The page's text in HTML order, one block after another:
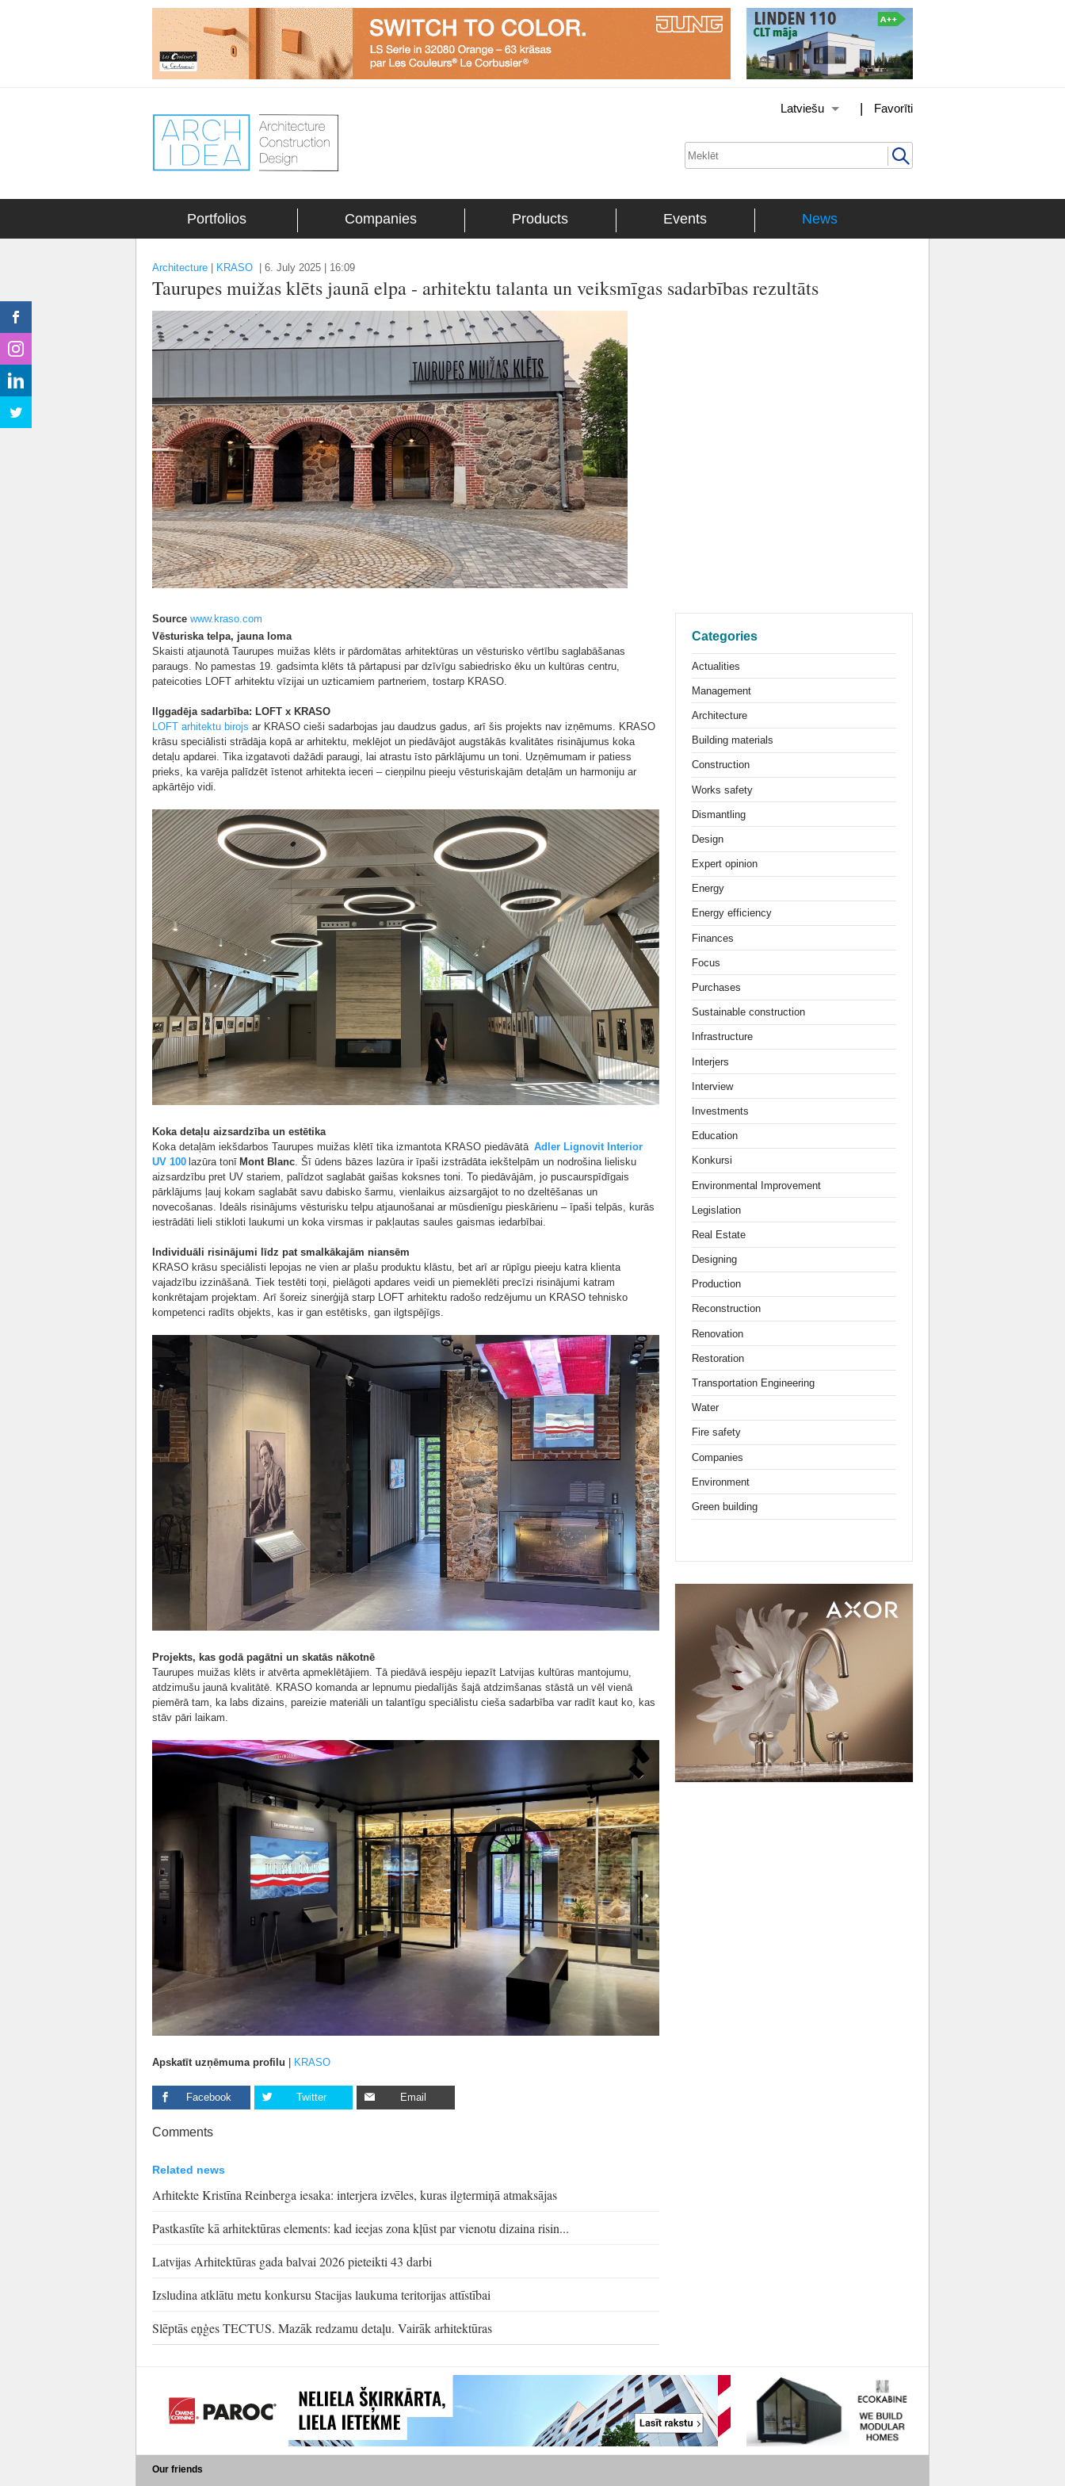
Favorīti
|
Latviešu
Portfolios Companies Products Events News
Architecture KRASO 6. July 2025 | 16:09
Taurupes muižas klēts jaunā elpa - arhitektu talanta un veiksmīgas sadarbības rezultāts
Source www.kraso.com
Vēsturiska telpa, jauna loma
Skaisti atjaunotā Taurupes muižas klēts ir pārdomātas arhitektūras un vēsturisko vērtību saglabāšanas
paraugs. No pamestas 19. gadsimta klēts tā pārtapusi par dzīvīgu sabiedrisko ēku un kultūras centru,
pateicoties LOFT arhitektu vīzijai un uzticamiem partneriem, tostarp KRASO.
Ilggadēja sadarbība: LOFT x KRASO
LOFT arhitektu birojs ar KRASO cieši sadarbojas jau daudzus gadus, arī šis projekts nav izņēmums. KRASO
krāsu speciālisti strādāja kopā ar arhitektu, meklējot un piedāvājot augstākās kvalitātes risinājumus koka
detaļu apdarei. Tika izgatavoti dažādi paraugi, lai atrastu īsto pārklājumu un toni. Uzņēmumam ir patiess
prieks, ka varēja palīdzēt īstenot arhitekta ieceri – cieņpilnu pieeju vēsturiskajām detaļām un harmoniju ar
apkārtējo vidi.
Koka detaļu aizsardzība un estētika
Koka detaļām iekšdarbos Taurupes muižas klētī tika izmantota KRASO piedāvātā Adler Lignovit Interior
UV 100 lazūra tonī Mont Blanc. Šī ūdens bāzes lazūra ir īpaši izstrādāta iekštelpām un nodrošina lielisku
aizsardzību pret UV stariem, palīdzot saglabāt gaišas koksnes toni. To piedāvājām, jo puscaurspīdīgais
pārklājums ļauj kokam saglabāt savu dabisko šarmu, vienlaikus aizsargājot to no dzeltēšanas un
novecošanas. Ideāls risinājums vēsturisku telpu atjaunošanai ar mūsdienīgu pieskārienu – īpaši telpās, kurās
iestrādāti lieli stikloti laukumi un koka virsmas ir pakļautas saules gaismas iedarbībai.
Individuāli risinājumi līdz pat smalkākajām niansēm
KRASO krāsu speciālisti lepojas ne vien ar plašu produktu klāstu, bet arī ar rūpīgu pieeju katra klienta
vajadzību izzināšanā. Tiek testēti toņi, pielāgoti apdares veidi un piemeklēti precīzi risinājumi katram
konkrētajam projektam. Arī šoreiz sinerģijā starp LOFT arhitektu radošo redzējumu un KRASO tehnisko
kompetenci radīts objekts, kas ir gan estētisks, gan ilgtspējīgs.
Projekts, kas godā pagātni un skatās nākotnē
Taurupes muižas klēts ir atvērta apmeklētājiem. Tā piedāvā iespēju iepazīt Latvijas kultūras mantojumu,
atdzimušu jaunā kvalitātē. KRASO komanda ar lepnumu piedalījās šajā atdzimšanas stāstā un vēl vienā
piemērā tam, ka labs dizains, pareizie materiāli un talantīgu speciālistu cieša sadarbība var radīt kaut ko, kas
stāv pāri laikam.
Apskatīt uzņēmuma profilu KRASO
Facebook Twitter Email
Comments
Related news
Arhitekte Kristīna Reinberga iesaka: interjera izvēles, kuras ilgtermiņā atmaksājas
Pastkastīte kā arhitektūras elements: kad ieejas zona kļūst par vienotu dizaina risin...
Latvijas Arhitektūras gada balvai 2026 pieteikti 43 darbi
Izsludina atklātu metu konkursu Stacijas laukuma teritorijas attīstībai
Slēptās eņģes TECTUS. Mazāk redzamu detaļu. Vairāk arhitektūras
Categories
Actualities
Management
Architecture
Building materials
Construction
Works safety
Dismantling
Design
Expert opinion
Energy
Energy efficiency
Finances
Focus
Purchases
Sustainable construction
Infrastructure
Interjers
Interview
Investments
Education
Konkursi
Environmental Improvement
Legislation
Real Estate
Designing
Production
Reconstruction
Renovation
Restoration
Transportation Engineering
Water
Fire safety
Companies
Environment
Green building
Our friends